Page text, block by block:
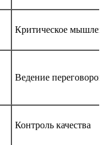
Критическое
Ведение переговоров
Контроль качества